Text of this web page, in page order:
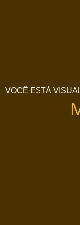
VOCÊ ESTÁ